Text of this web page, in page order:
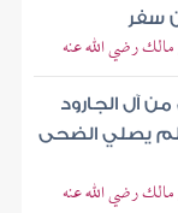
سفر
رضي الله عنه
آل الجارود
يصلي الضحى
رضي الله عنه